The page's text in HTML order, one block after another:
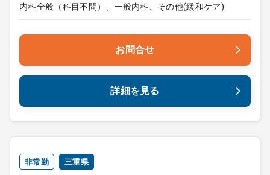
内科全般（科目不問）、一般内科、その他(緩和ケア)
お問合せ
詳細を見る
非常勤 三重県